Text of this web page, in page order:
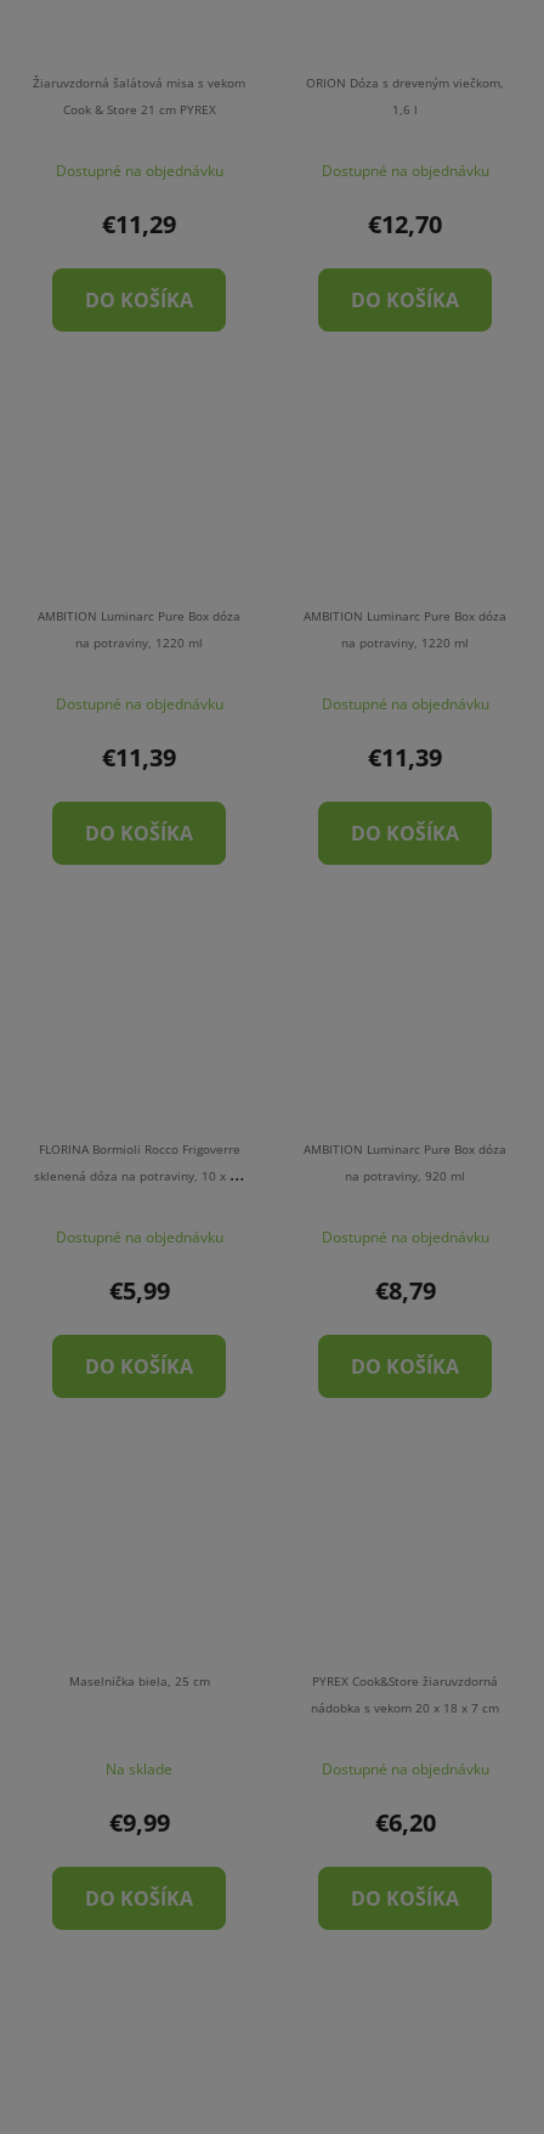
Žiaruvzdorná šalátová misa s vekom
Cook & Store 21 cm PYREX
Dostupné na objednávku
€11,29
DO KOŠÍKA
ORION Dóza s dreveným viečkom,
1,6 l
Dostupné na objednávku
€12,70
DO KOŠÍKA
AMBITION Luminarc Pure Box dóza
na potraviny, 1220 ml
Dostupné na objednávku
€11,39
DO KOŠÍKA
AMBITION Luminarc Pure Box dóza
na potraviny, 1220 ml
Dostupné na objednávku
€11,39
DO KOŠÍKA
FLORINA Bormioli Rocco Frigoverre
sklenená dóza na potraviny, 10 x 10
Dostupné na objednávku
€5,99
DO KOŠÍKA
AMBITION Luminarc Pure Box dóza
na potraviny, 920 ml
Dostupné na objednávku
€8,79
DO KOŠÍKA
Maselnička biela, 25 cm
Na sklade
€9,99
DO KOŠÍKA
PYREX Cook&Store žiaruvzdorná
nádobka s vekom 20 x 18 x 7 cm
Dostupné na objednávku
€6,20
DO KOŠÍKA